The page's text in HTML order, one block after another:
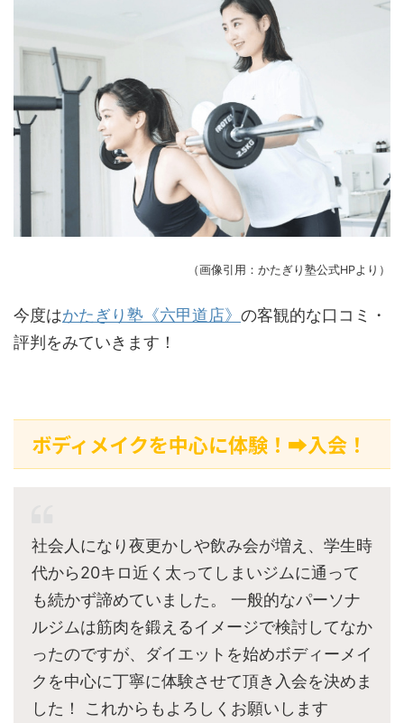
（画像引用：かたぎり塾公式HPより）
今度はかたぎり塾《六甲道店》 の客観的な口コミ・
評判をみていきます！
ボディメイクを中心に体験！➡入会！
社会人になり夜更かしや飲み会が増え、学生時
代から20キロ近く太ってしまいジムに通って
も続かず諦めていました。 一般的なパーソナ
ルジムは筋肉を鍛えるイメージで検討してなか
ったのですが、ダイエットを始めボディーメイ
クを中心に丁寧に体験させて頂き入会を決めま
した！ これからもよろしくお願いします